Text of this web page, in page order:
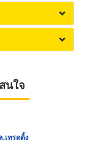
นใจ
เทรดดิ้ง